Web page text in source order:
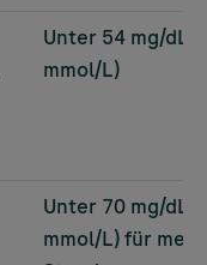
Unter 54 mg/dL
mmol/L)
Unter 70 mg/dL
mmol/L) für